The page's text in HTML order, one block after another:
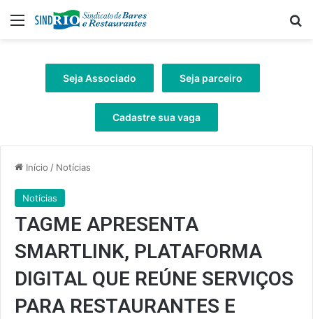
Menu
Seja Associado Seja parceiro
Cadastre sua vaga
Início / Notícias
Notícias
TAGME APRESENTA
SMARTLINK, PLATAFORMA
DIGITAL QUE REÚNE SERVIÇOS
PARA RESTAURANTES E